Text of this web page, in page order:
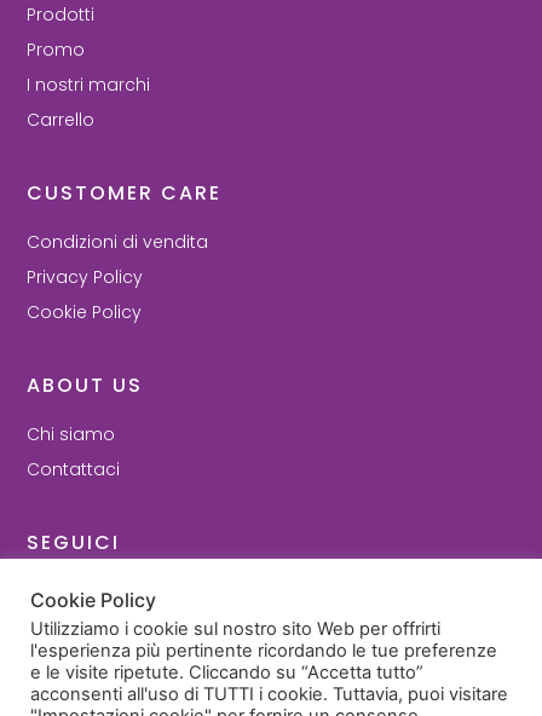
Prodotti
Promo
I nostri marchi
Carrello
CUSTOMER CARE
Condizioni di vendita
Privacy Policy
Cookie Policy
ABOUT US
Chi siamo
Contattaci
SEGUICI
Facebook
Instagram
© 2022 - Cartilly di Ilenia Guidi - P. Iva 03693371209
Cookie Policy
Utilizziamo i cookie sul nostro sito Web per offrirti
l'esperienza più pertinente ricordando le tue preferenze
e le visite ripetute. Cliccando su “Accetta tutto”
acconsenti all'uso di TUTTI i cookie. Tuttavia, puoi visitare